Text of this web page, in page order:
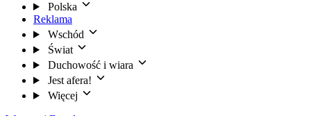
Polska
Reklama
Wschód
Świat
Duchowość i wiara
Jest afera!
Więcej